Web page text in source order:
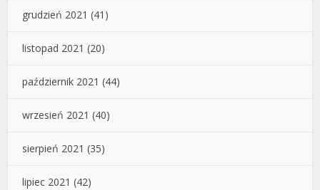
grudzień 2021 (41)
listopad 2021 (20)
październik 2021 (44)
wrzesień 2021 (40)
sierpień 2021 (35)
lipiec 2021 (42)